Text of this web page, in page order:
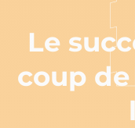
Le
coup